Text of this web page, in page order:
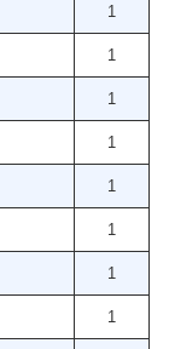
1
1
1
1
1
1
1
1